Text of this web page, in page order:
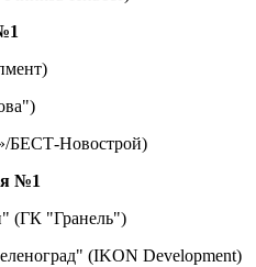
БЕСТ-Новострой)
№1
(ГК "Гранель")
(IKON Development)